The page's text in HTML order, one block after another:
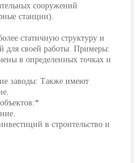
сооружений
станции).
статичную структуру и
для своей работы. Примеры:
в определенных точках и
заводы: Также имеют
в строительство и